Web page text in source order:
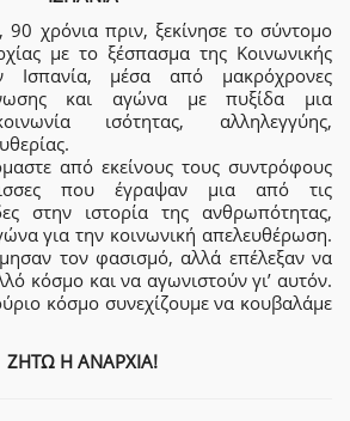
90 χρόνια πριν, ξεκίνησε το σύντομο
με το ξέσπασμα της Κοινωνικής
Ισπανία, μέσα από μακρόχρονες
και αγώνα με πυξίδα μια
ισότητας, αλληλεγγύης,
από εκείνους τους συντρόφους
που έγραψαν μια από τις
στην ιστορία της ανθρωπότητας,
για την κοινωνική απελευθέρωση.
τον φασισμό, αλλά επέλεξαν να
κόσμο και να αγωνιστούν γι’ αυτόν.
κόσμο συνεχίζουμε να κουβαλάμε
ΖΗΤΩ Η ΑΝΑΡΧΙΑ!